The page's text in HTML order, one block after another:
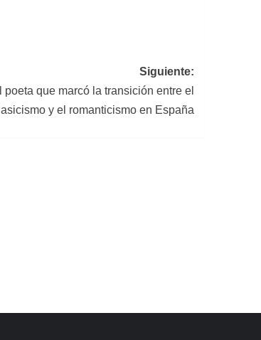
Siguiente:
que marcó la transición entre el
y el romanticismo en España